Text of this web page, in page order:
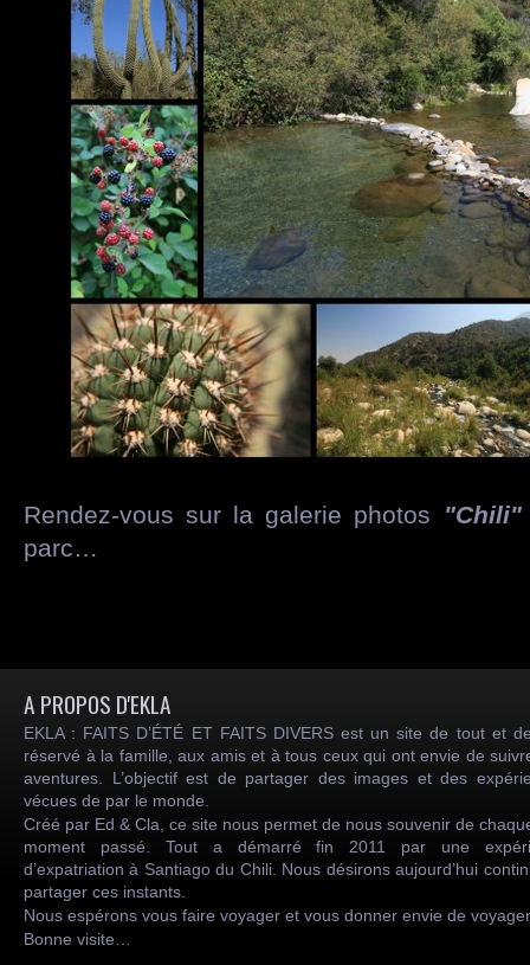
Rendez-vous sur la galerie photos "Chili"
parc…
A PROPOS D'EKLA
EKLA : FAITS D’ÉTÉ ET FAITS DIVERS est un site de tout et
réservé à la famille, aux amis et à tous ceux qui ont envie de
aventures. L’objectif est de partager des images et des
vécues de par le monde.
Créé par Ed & Cla, ce site nous permet de nous souvenir de
moment passé. Tout a démarré fin 2011 par une
d’expatriation à Santiago du Chili. Nous désirons aujourd’hui
partager ces instants.
Nous espérons vous faire voyager et vous donner envie de
Bonne visite…